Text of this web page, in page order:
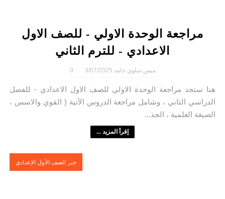
مراجعة الوحدة الاولي - للصف الاول
الاعدادي - للترم الثاني
ميس سلوي حامد 3/07/2025
0
هنا ستجد مراجعة الوحدة الاولي للصف الاول الاعدادي - للفصل
الدراسي الثاني ، وشامل مراجعة الدروس الآتية ( القوي والاسس ،
الصيغة العلمية ، الجذ...
إقرأ المزيد ...
جبر الصف الأول الإعدادي